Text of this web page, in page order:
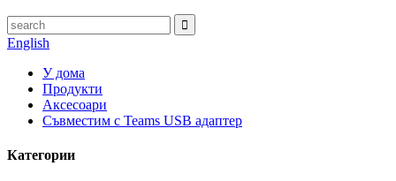
English
У дома
Продукти
Аксесоари
Съвместим с Teams USB адаптер
Категории